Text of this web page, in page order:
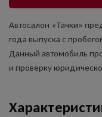
Автосалон «Тачки»
года выпуска с
Данный автомобиль
и проверку